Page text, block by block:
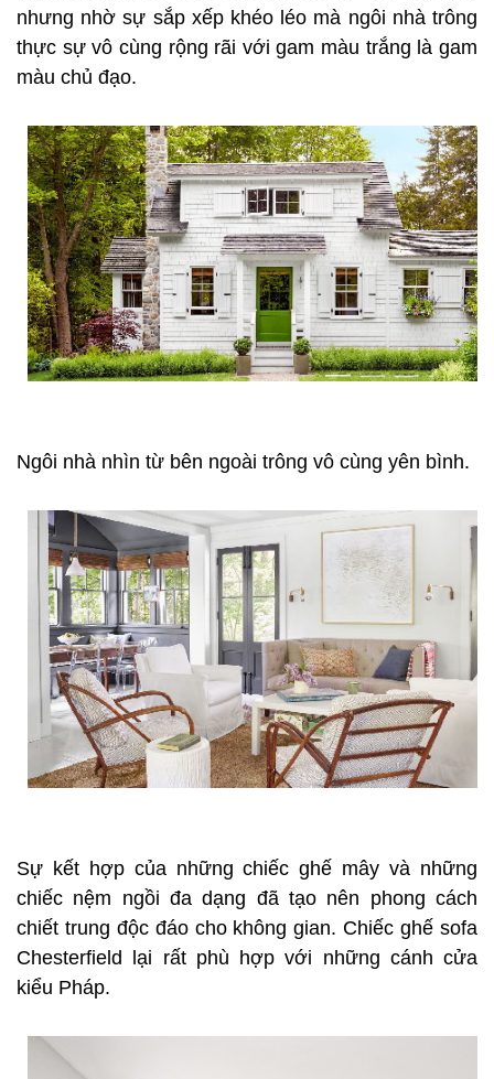
nhưng nhờ sự sắp xếp khéo léo mà ngôi nhà trông
thực sự vô cùng rộng rãi với gam màu trắng là gam
màu chủ đạo.
Ngôi nhà nhìn từ bên ngoài trông vô cùng yên bình.
Sự kết hợp của những chiếc ghế mây và những
chiếc nệm ngồi đa dạng đã tạo nên phong cách
chiết trung độc đáo cho không gian. Chiếc ghế sofa
Chesterfield lại rất phù hợp với những cánh cửa
kiểu Pháp.